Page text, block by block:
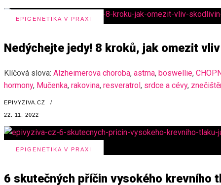
EPIGENETIKA V PRAXI
Nedýchejte jedy! 8 kroků, jak omezit
Klíčová slova: Alzheimerova choroba, astma, boswellie,
hormony, Mučenka, rakovina, resveratrol, srdce a cévy,
EPIVYZIVA.CZ /
22. 11. 2022
EPIGENETIKA V PRAXI
6 skutečných příčin vysokého krevního